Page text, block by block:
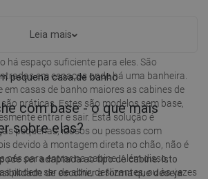
Isto significa que estes produtos
há espaço suficiente para eles. São
em espaços onde há uma banheira.
em casas de banho maiores as cabines de
práticas. Estes são modelos sem base,
entrar e sair. Esta solução é
pequenas, idosos ou pessoas com
devido à montagem direta no chão, não é
pés para entrar na cabine. Além disso,
podem ser de abrir, deslizantes, ou às vezes
Leia mais
com base - o que mais
sobre elas?
ser adaptada ao tipo de cabine. Isto
de escolher a forma que deseja